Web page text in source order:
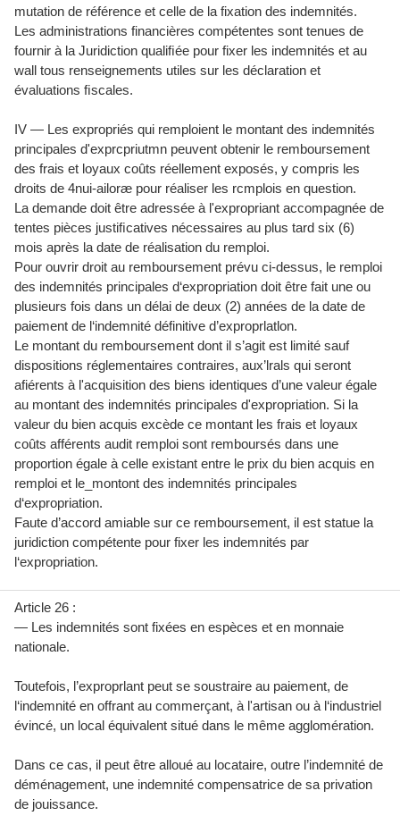
mutation de référence et celle de la fixation des indemnités.
Les administrations financières compétentes sont tenues de
fournir à la Juridiction qualiﬁée pour fixer les indemnités et au
wall tous renseignements utiles sur les déclaration et
évaluations ﬁscales.
IV — Les expropriés qui remploient le montant des indemnités
principales d'exprcpriutmn peuvent obtenir le remboursement
des frais et loyaux coûts réellement exposés, y compris les
droits de 4nui-ailoræ pour réaliser les rcmplois en question.
La demande doit être adressée à l'expropriant accompagnée de
tentes pièces justiﬁcatives nécessaires au plus tard six (6)
mois après la date de réalisation du remploi.
Pour ouvrir droit au remboursement prévu ci-dessus, le remploi
des indemnités principales d‘expropriation doit être fait une ou
plusieurs fois dans un délai de deux (2) années de la date de
paiement de l‘indemnité définitive d’exproprlatlon.
Le montant du remboursement dont il s’agit est limité sauf
dispositions réglementaires contraires, aux’lrals qui seront
afiérents à l'acquisition des biens identiques d’une valeur égale
au montant des indemnités principales d'expropriation. Si la
valeur du bien acquis excède ce montant les frais et loyaux
coûts afférents audit remploi sont remboursés dans une
proportion égale à celle existant entre le prix du bien acquis en
remploi et le_montont des indemnités principales
d‘expropriation.
Faute d’accord amiable sur ce remboursement, il est statue la
juridiction compétente pour fixer les indemnités par
l‘expropriation.
Article 26 :
— Les indemnités sont fixées en espèces et en monnaie
nationale.
Toutefois, l’exproprlant peut se soustraire au paiement, de
l‘indemnité en offrant au commerçant, à l'artisan ou à l‘industriel
évincé, un local équivalent situé dans le même agglomération.
Dans ce cas, il peut être alloué au locataire, outre l’indemnité de
déménagement, une indemnité compensatrice de sa privation
de jouissance.